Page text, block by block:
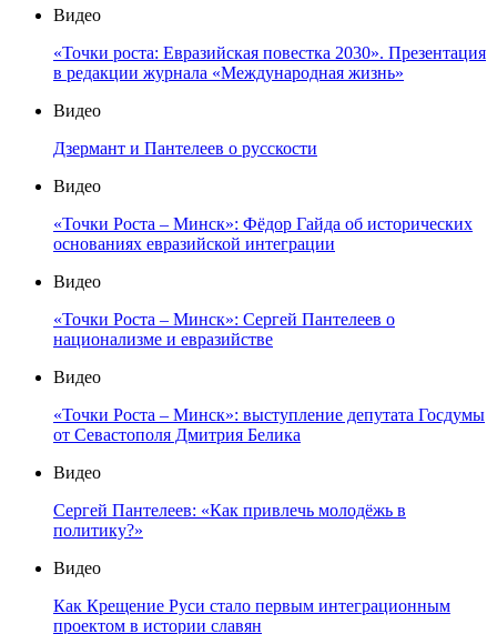
Видео
«Точки роста: Евразийская повестка 2030». Презентация
в редакции журнала «Международная жизнь»
Видео
Дзермант и Пантелеев о русскости
Видео
«Точки Роста – Минск»: Фёдор Гайда об исторических
основаниях евразийской интеграции
Видео
«Точки Роста – Минск»: Сергей Пантелеев о
национализме и евразийстве
Видео
«Точки Роста – Минск»: выступление депутата Госдумы
от Севастополя Дмитрия Белика
Видео
Сергей Пантелеев: «Как привлечь молодёжь в
политику?»
Видео
Как Крещение Руси стало первым интеграционным
проектом в истории славян